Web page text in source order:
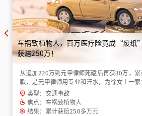
车祸致植物人，百万医疗险竟成“废纸
获赔250万！
从追加220万到元甲律师死磕后再获30万，
款，是元甲律师用专业和汗水，为徐女士一
金”！
类型：交通事故
焦点：车祸致植物人
结果：累计获赔250多万元